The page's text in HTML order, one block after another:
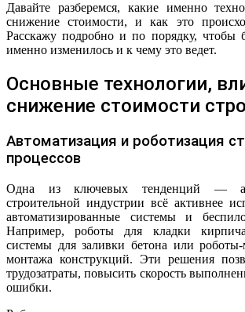
Давайте разберемся, какие именно
снижение стоимости, и как это
Расскажу подробно и по порядку, чтобы
именно изменилось и к чему это ведет.
Основные технологии,
снижение стоимости
Автоматизация и роботизация
процессов
Одна из ключевых тенденций —
строительной индустрии всё активнее
автоматизированные системы и
Например, роботы для кладки
системы для заливки бетона или
монтажа конструкций. Эти решения
трудозатраты, повысить скорость
ошибки.